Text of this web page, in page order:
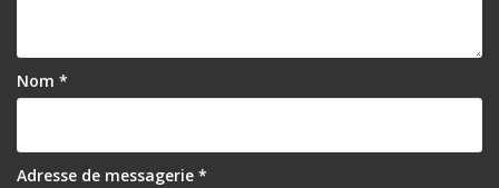
Nom *
Adresse de messagerie *